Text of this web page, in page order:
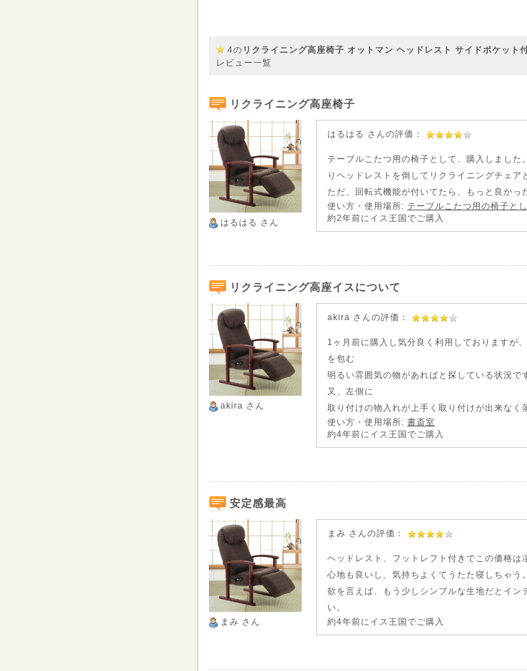
4の リクライニング高座椅子 オットマン ヘッドレスト サイドポケッ
レビュー一覧
リクライニング高座椅子
はるはる さん
はるはる さんの評価：
テーブルこたつ用の椅子として、購入しました
りヘッドレストを倒してリクライニングチェア
ただ、回転式機能が付いてたら、もっと良かっ
使い方・使用場所: テーブルこたつ用の椅子と
約2年前にイス王国でご購入
リクライニング高座イスについて
akira さん
akira さんの評価：
1ヶ月前に購入し気分良く利用しておりますが
を包む
明るい雰囲気の物があればと探している状況で
又、左側に
取り付けの物入れが上手く取り付けが出来な
使い方・使用場所: 書斎室
約4年前にイス王国でご購入
安定感最高
まみ さん
まみ さんの評価：
ヘッドレスト、フットレフト付きでこの価格は
心地も良いし、気持ちよくてうたた寝しちゃう。
欲を言えば、もう少しシンプルな生地だとイ
い。
約4年前にイス王国でご購入